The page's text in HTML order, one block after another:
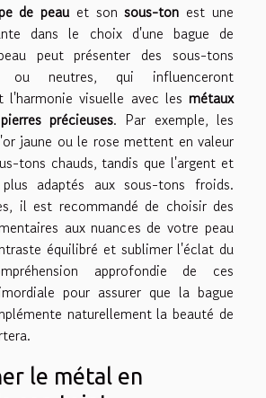
de peau et sonsous-ton est une
dans le choix d'une bague de
peut présenter des sous-tons
ou neutres, qui influenceront
l'harmonie visuelle avec les métaux
pierres précieuses. Par exemple, les
jaune ou le rose mettent en valeur
tons chauds, tandis que l'argent et
adaptés aux sous-tons froids.
il est recommandé de choisir des
aux nuances de votre peau
équilibré et sublimer l'éclat du
approfondie de ces
pour assurer que la bague
naturellement la beauté de
le métal en